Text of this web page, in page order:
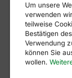
Schützengilde
Für Mitglieder
Alle
vorab am
Um unsere
verwenden
teilweise
Bestätigen
Verwendung
können Sie
wollen.